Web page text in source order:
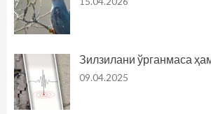
Зилзилани ўрганмаса
09.04.2025